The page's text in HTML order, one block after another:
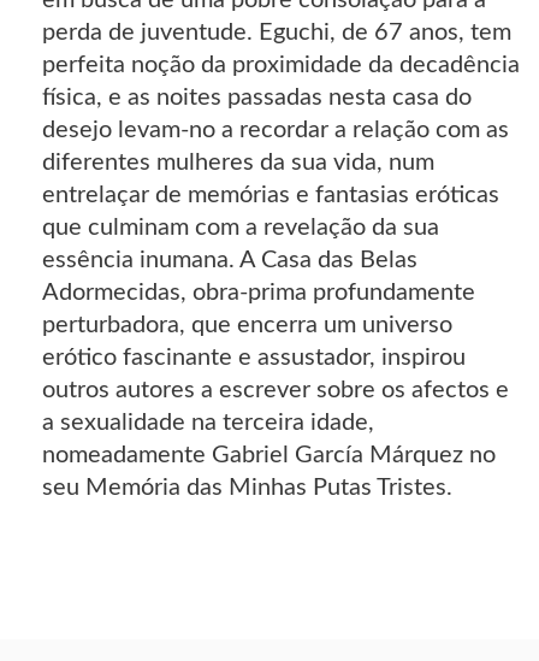
perda de juventude. Eguchi, de 67 anos, tem
perfeita noção da proximidade da decadência
física, e as noites passadas nesta casa do
desejo levam-no a recordar a relação com as
diferentes mulheres da sua vida, num
entrelaçar de memórias e fantasias eróticas
que culminam com a revelação da sua
essência inumana. A Casa das Belas
Adormecidas, obra-prima profundamente
perturbadora, que encerra um universo
erótico fascinante e assustador, inspirou
outros autores a escrever sobre os afectos e
a sexualidade na terceira idade,
nomeadamente Gabriel García Márquez no
seu Memória das Minhas Putas Tristes.